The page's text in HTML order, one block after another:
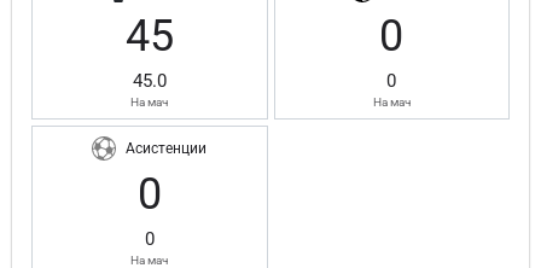
45
45.0
На мач
0
0
На мач
Асистенции
0
0
На мач